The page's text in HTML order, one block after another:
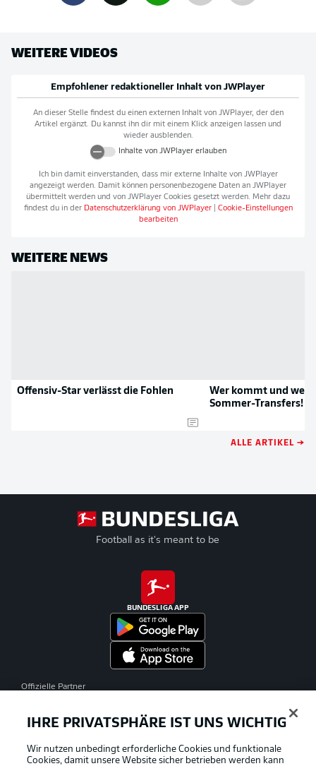
WEITERE VIDEOS
Empfohlener redaktioneller Inhalt von JWPlayer
An dieser Stelle findest du einen externen Inhalt von JWPlayer, der den
Artikel ergänzt. Du kannst ihn dir mit einem Klick anzeigen lassen und
wieder ausblenden.
Inhalte von JWPlayererlauben
Ich bin damit einverstanden, dass mir externe Inhalte von JWPlayer
angezeigt werden. Damit können personenbezogene Daten an JWPlayer
übermittelt werden und von JWPlayer Cookies gesetzt werden. Mehr dazu
findest du in der Datenschutzerklärung von JWPlayer| Cookie-Einstellungen
bearbeiten
WEITERE NEWS
Offensiv-Star verlässt die Fohlen
Wer kommt und wer
Sommer-Transfers!
ALLE ARTIKEL →
Football as it's meant to be
BUNDESLIGA APP
Offizielle Partner
IHRE PRIVATSPHÄRE IST UNS WICHTIG
Wir nutzen unbedingt erforderliche Cookies und funktionale
Cookies, damit unsere Website sicher betrieben werden kann